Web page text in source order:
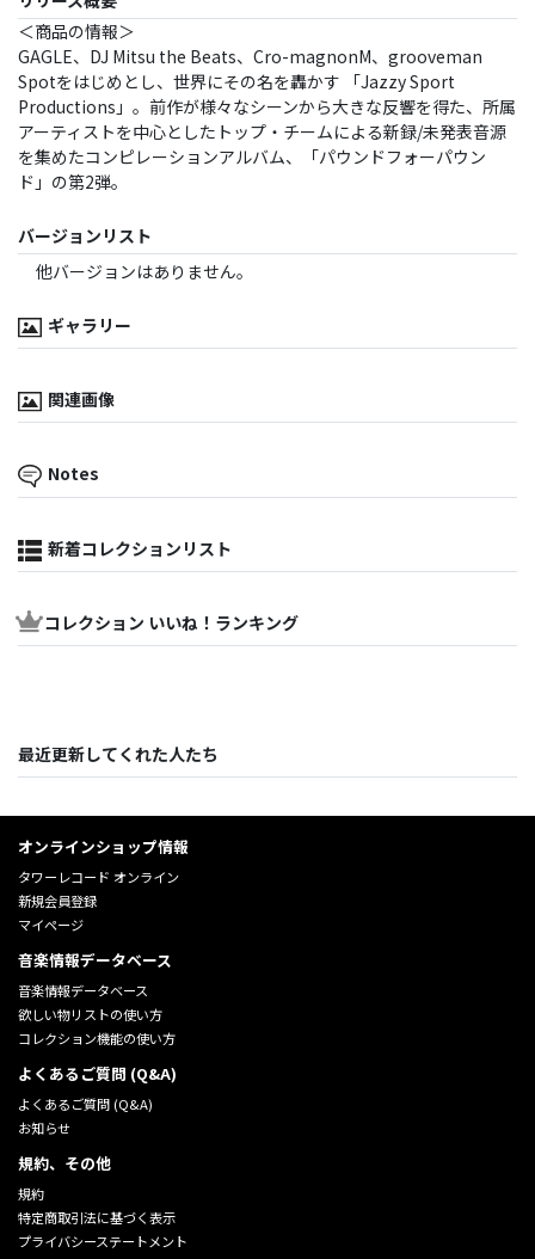
＜商品の情報＞
GAGLE、DJ Mitsu the Beats、Cro-magnonM、grooveman
Spotをはじめとし、世界にその名を轟かす 「Jazzy Sport
Productions」。前作が様々なシーンから大きな反響を得た、所属
アーティストを中心としたトップ・チームによる新録/未発表音源
を集めたコンピレーションアルバム、「パウンドフォーパウン
ド」の第2弾。
バージョンリスト
他バージョンはありません。
ギャラリー
関連画像
Notes
新着コレクションリスト
コレクション いいね！ランキング
最近更新してくれた人たち
オンラインショップ情報
タワーレコード オンライン
新規会員登録
マイページ
音楽情報データベース
音楽情報データベース
欲しい物リストの使い方
コレクション機能の使い方
よくあるご質問 (Q&A)
よくあるご質問 (Q&A)
お知らせ
規約、その他
規約
特定商取引法に基づく表示
プライバシーステートメント